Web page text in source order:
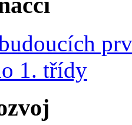
1. třídy